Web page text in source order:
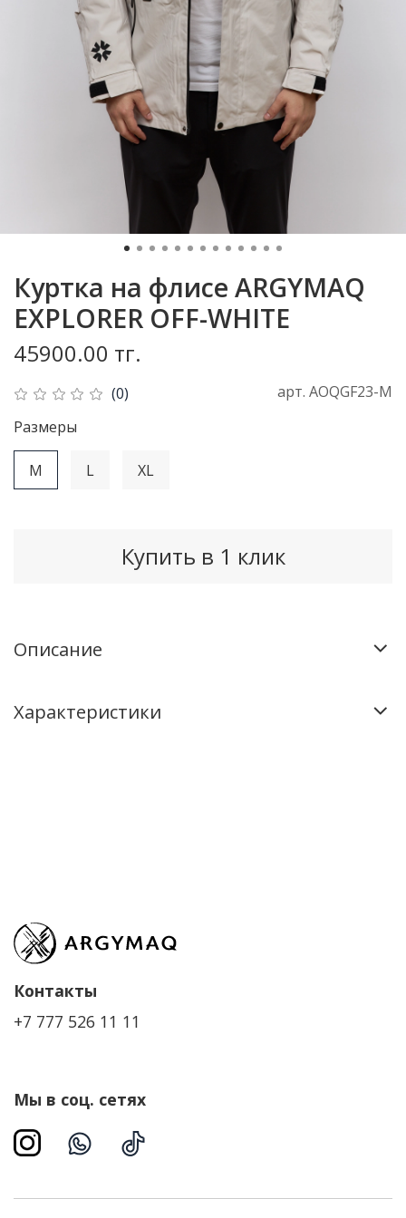
(0) арт. AOQGF23-M
Куртка на флисе ARGYMAQ
EXPLORER OFF-WHITE
45900.00 тг.
Купить в 1 клик
Рaзмеры
M L XL
Описание
Характеристики
Контакты
+7 777 526 11 11
Мы в соц. сетях